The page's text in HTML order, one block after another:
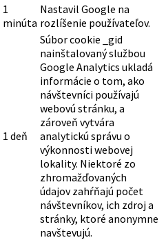
1
minúta
Nastavil Google na
rozlíšenie používateľov.
1 deň
Súbor cookie _gid
nainštalovaný službou
Google Analytics ukladá
informácie o tom, ako
návštevníci používajú
webovú stránku, a
zároveň vytvára
analytickú správu o
výkonnosti webovej
lokality. Niektoré zo
zhromažďovaných
údajov zahŕňajú počet
návštevníkov, ich zdroj a
stránky, ktoré anonymne
navštevujú.